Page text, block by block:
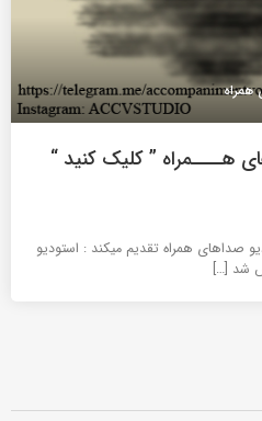
همراه
هــــمراه ” کلیک کنید “
صداهای همراه تقدیم میکند : استودیو